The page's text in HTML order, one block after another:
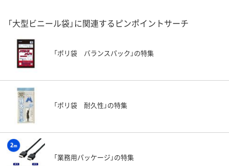
「大型ビニール袋」に関連するピンポイントサーチ
「ポリ袋 バランスパック」の特集
「ポリ袋 耐久性」の特集
「業務用パッケージ」の特集